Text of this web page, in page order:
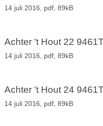
14 juli 2016, pdf, 89kB
Achter 't Hout 22
14 juli 2016, pdf, 89kB
Achter 't Hout 24
14 juli 2016, pdf, 89kB